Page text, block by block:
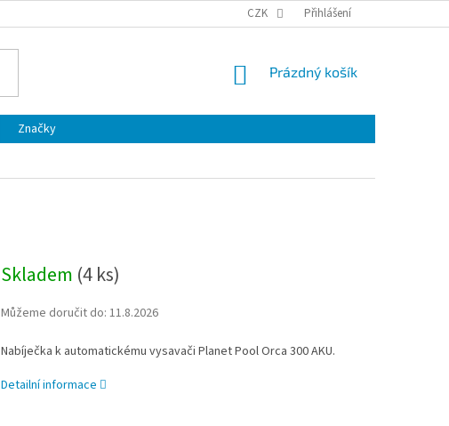
CZK Přihlášení
NÁKUPNÍ
Prázdný košík
Značky
Skladem (4 ks)
Můžeme doručit do: 11.8.2026
Nabíječka k automatickému vysavači Planet Pool Orca 300 AKU.
Detailní informace